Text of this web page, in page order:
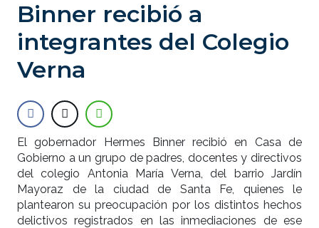
Binner recibió a
integrantes del Colegio
Verna
El gobernador Hermes Binner recibió en Casa de
Gobierno a un grupo de padres, docentes y directivos
del colegio Antonia María Verna, del barrio Jardín
Mayoraz de la ciudad de Santa Fe, quienes le
plantearon su preocupación por los distintos hechos
delictivos registrados en las inmediaciones de ese